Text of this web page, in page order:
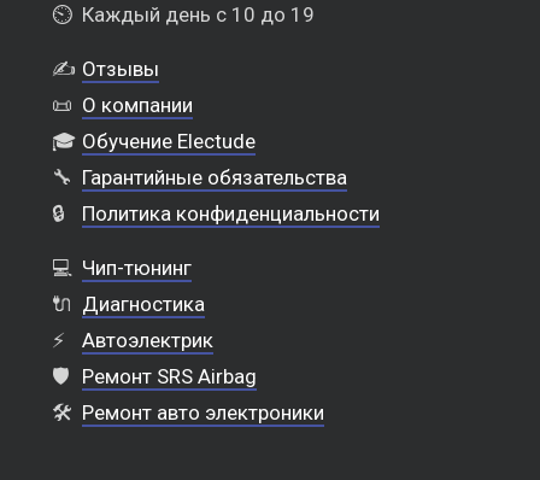
⏲️ Каждый день с 10 до 19
✍️ Отзывы
📜 О компании
🎓 Обучение Electude
🔧 Гарантийные обязательства
🔒
Политика конфиденциальности
💻 Чип-тюнинг
🔌 Диагностика
⚡
Автоэлектрик
🛡️ Ремонт SRS Airbag
🛠️ Ремонт авто электроники